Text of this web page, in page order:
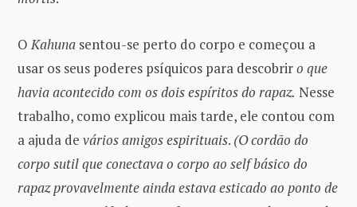
OKahuna sentou-se perto do corpo e começou a
usar os seus poderes psíquicos para descobriro que
havia acontecido com os dois espíritos do rapaz. Nesse
trabalho, como explicou mais tarde, ele contou com
a ajuda de vários amigos espirituais. (O cordão do
corpo sutil que conectava o corpo ao self básico do
rapaz provavelmente ainda estava esticado ao ponto de